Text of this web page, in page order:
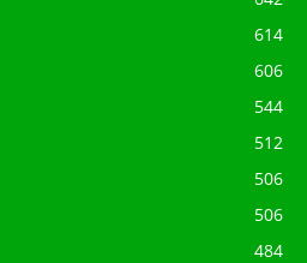
614
606
544
512
506
506
484